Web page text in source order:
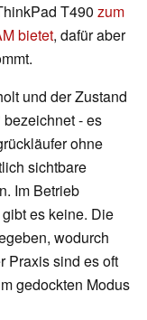
T490 zum
bietet, dafür aber
und der Zustand
- es
ohne
sichtbare
Im Betrieb
es keine. Die
wodurch
Praxis sind es oft
gedockten Modus